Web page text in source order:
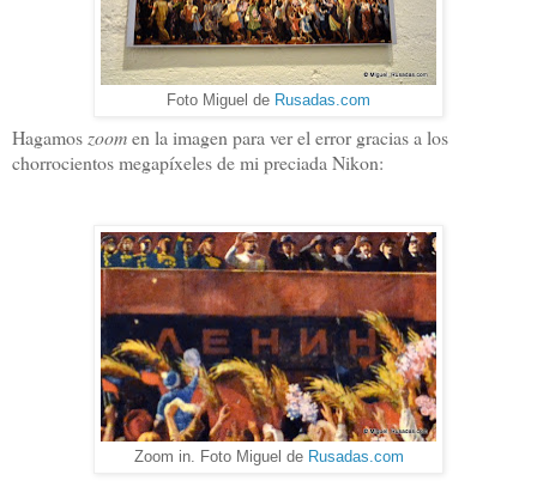
Foto Miguel de Rusadas.com
Hagamoszoomen la imagen para ver el error gracias a los
chorrocientos megapíxeles de mi preciada Nikon:
Zoom in. Foto Miguel de Rusadas.com